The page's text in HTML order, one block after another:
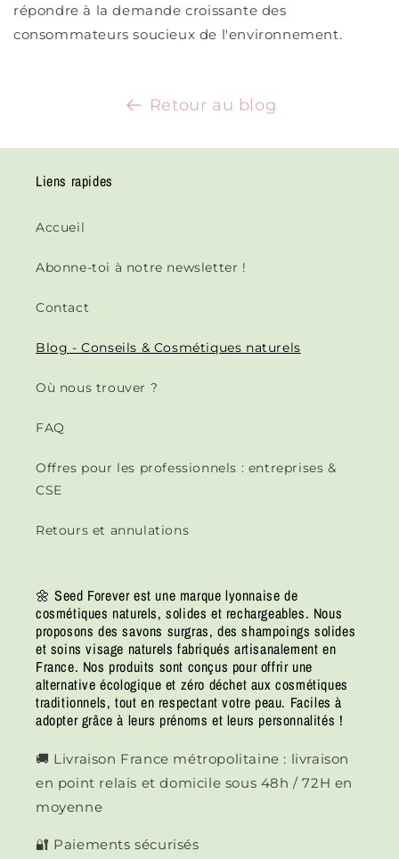
répondre à la demande croissante des
consommateurs soucieux de l'environnement.
Retour au blog
Liens rapides
Accueil
Abonne-toi à notre newsletter !
Contact
Blog - Conseils & Cosmétiques naturels
Où nous trouver ?
FAQ
Offres pour les professionnels : entreprises &
CSE
Retours et annulations
🌼 Seed Forever est une marque lyonnaise de
cosmétiques naturels, solides et rechargeables. Nous
proposons des savons surgras, des shampoings solides
et soins visage naturels fabriqués artisanalement en
France. Nos produits sont conçus pour offrir une
alternative écologique et zéro déchet aux cosmétiques
traditionnels, tout en respectant votre peau. Faciles à
adopter grâce à leurs prénoms et leurs personnalités !
🚚 Livraison France métropolitaine : livraison
en point relais et domicile sous 48h / 72H en
moyenne
🔐 Paiements sécurisés